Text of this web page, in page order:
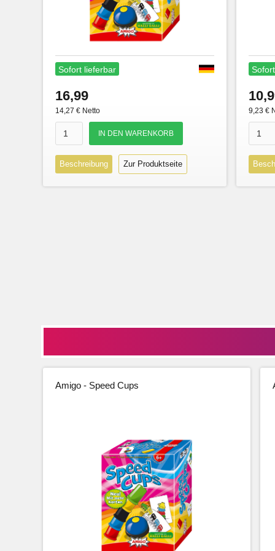
Sofort lieferbar
16,99
14,27 € Netto
Beschreibung Zur Produktseite
9,23 €
Amigo - Speed Cups